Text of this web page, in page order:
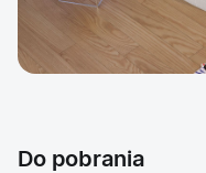
Do pobrania